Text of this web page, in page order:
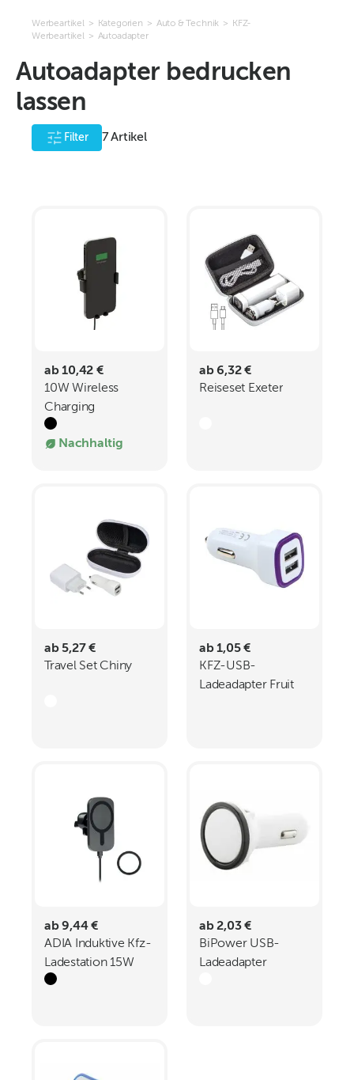
Werbeartikel > Kategorien > Auto & Technik >
KFZ-
Werbeartikel > Autoadapter
Autoadapter bedrucken
lassen
Filter 7Artikel
ab 10,42 €
10W Wireless
Charging
Autohalter aus RCS
Plastik
Nachhaltig
ab 6,32 €
Reiseset Exeter
ab 5,27 €
Travel Set Chiny
ab 1,05 €
KFZ-USB-
Ladeadapter Fruit
ab 9,44 €
ADIA Induktive Kfz-
Ladestation 15W
ab 2,03 €
BiPower USB-
Ladeadapter